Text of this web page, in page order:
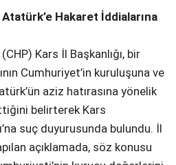
Hattı
Facebook
Hakaret İddialarına
Kars İl Başkanlığı, bir
Cumhuriyet’in kuruluşuna ve
aziz hatırasına yönelik
belirterek Kars
suç duyurusunda bulundu. İl
açıklamada, söz konusu